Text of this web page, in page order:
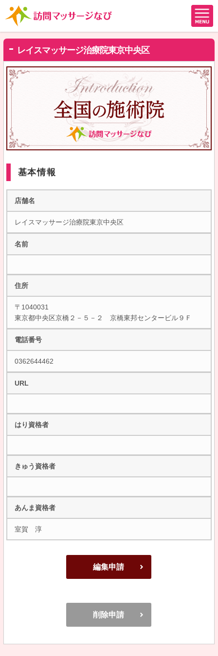
レイスマッサージ治療院東京中央区
基本情報
店舗名
レイスマッサージ治療院東京中央区
名前
住所
〒1040031
東京都中央区京橋２－５－２ 京橋東邦センタービル９Ｆ
電話番号
0362644462
URL
はり資格者
きゅう資格者
あんま資格者
室賀 淳
編集申請
削除申請